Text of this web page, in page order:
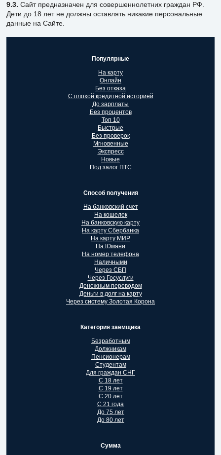
9.3. Сайт предназначен для совершеннолетних граждан РФ.
Дети до 18 лет не должны оставлять никакие персональные
данные на Сайте.
Популярные
На карту
Онлайн
Без отказа
С плохой кредитной историей
До зарплаты
Без процентов
Топ 10
Быстрые
Без проверок
Мгновенные
Экспресс
Новые
Под залог ПТС
Способ получения
На банковский счет
На кошелек
На банковскую карту
На карту Сбербанка
На карту МИР
На Юмани
На номер телефона
Наличными
Через СБП
Через Госуслуги
Денежным переводом
Деньги в долг на карту
Через систему Золотая Корона
Категория заемщика
Безработным
Должникам
Пенсионерам
Студентам
Для граждан СНГ
С 18 лет
С 19 лет
С 20 лет
С 21 года
До 75 лет
До 80 лет
Сумма